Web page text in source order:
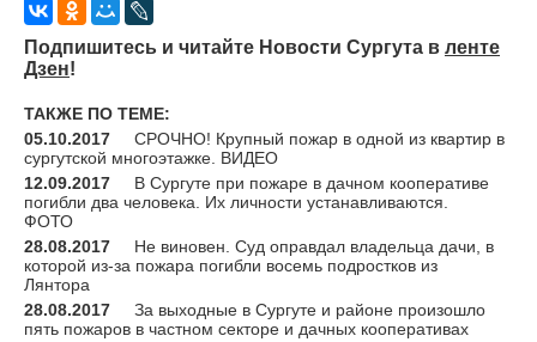
Подпишитесь и читайте Новости Сургута в ленте
Дзен!
ТАКЖЕ ПО ТЕМЕ:
05.10.2017
СРОЧНО! Крупный пожар в одной из квартир в
сургутской многоэтажке. ВИДЕО
12.09.2017
В Сургуте при пожаре в дачном кооперативе
погибли два человека. Их личности устанавливаются.
ФОТО
28.08.2017
Не виновен. Суд оправдал владельца дачи, в
которой из-за пожара погибли восемь подростков из
Лянтора
28.08.2017
За выходные в Сургуте и районе произошло
пять пожаров в частном секторе и дачных кооперативах